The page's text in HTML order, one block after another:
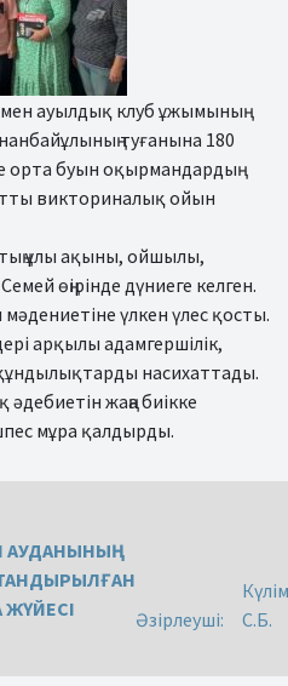
ауылдық клуб ұжымының
туғанына 180
буын оқырмандардың
викториналық ойын
ұлы ақыны, ойшылы,
өңірінде дүниеге келген.
үлкен үлес қосты.
арқылы адамгершілік,
құндылықтарды насихаттады.
жаңа биікке
мұра қалдырды.
АУДАНЫНЫҢ
ЖҮЙЕСІ
Әзірлеуші:
С.Б.